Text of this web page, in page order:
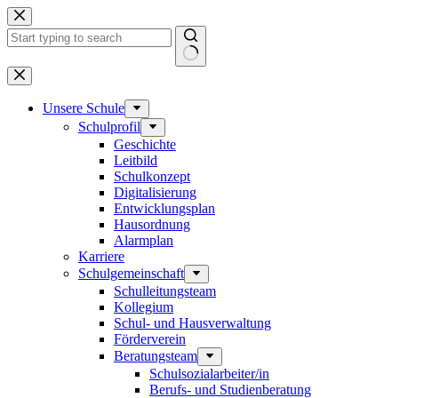
Zum
Inhalt
springen
Keine
Ergebnisse
Unsere Schule
Schulprofil
Geschichte
Leitbild
Schulkonzept
Digitalisierung
Entwicklungsplan
Hausordnung
Alarmplan
Karriere
Schulgemeinschaft
Schulleitungsteam
Kollegium
Schul- und Hausverwaltung
Förderverein
Beratungsteam
Schulsozialarbeiter/in
Berufs- und Studienberatung